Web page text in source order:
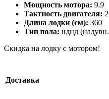
Мощность мотора: 9.9
Тактность двигателя: 2
Длина лодки (см): 360
Тип пола: нднд
Скидка на лодку с мотором!
Доставка